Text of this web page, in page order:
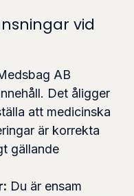
vid
AB
Det åligger
att medicinska
är korrekta
gällande
Du är ensam